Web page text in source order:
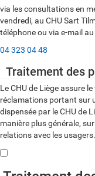
via les consultations en
vendredi, au CHU Sart
téléphone ou via e-mail
04 323 04 48
Traitement des
Le CHU de Liège assure
réclamations portant sur
dispensée par le CHU de
manière plus générale,
relations avec les usagers.